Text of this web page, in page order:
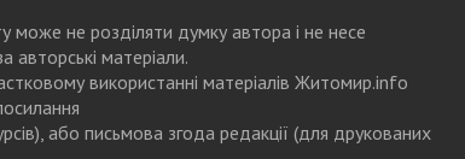
може не розділяти думку автора і не несе
авторські матеріали.
використанні матеріалів Житомир.info
або письмова згода редакції (для друкованих